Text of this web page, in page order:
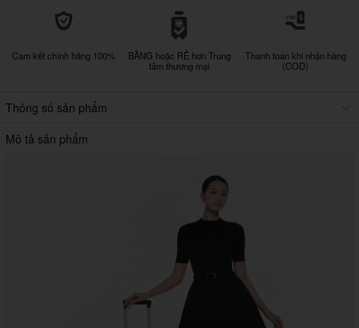
Cam kết chính hãng 100%
BẰNG hoặc RẺ hơn Trung
tâm thương mại
Thanh toán khi nhận hàng
(COD)
Thông số sản phẩm
Mô tả sản phẩm